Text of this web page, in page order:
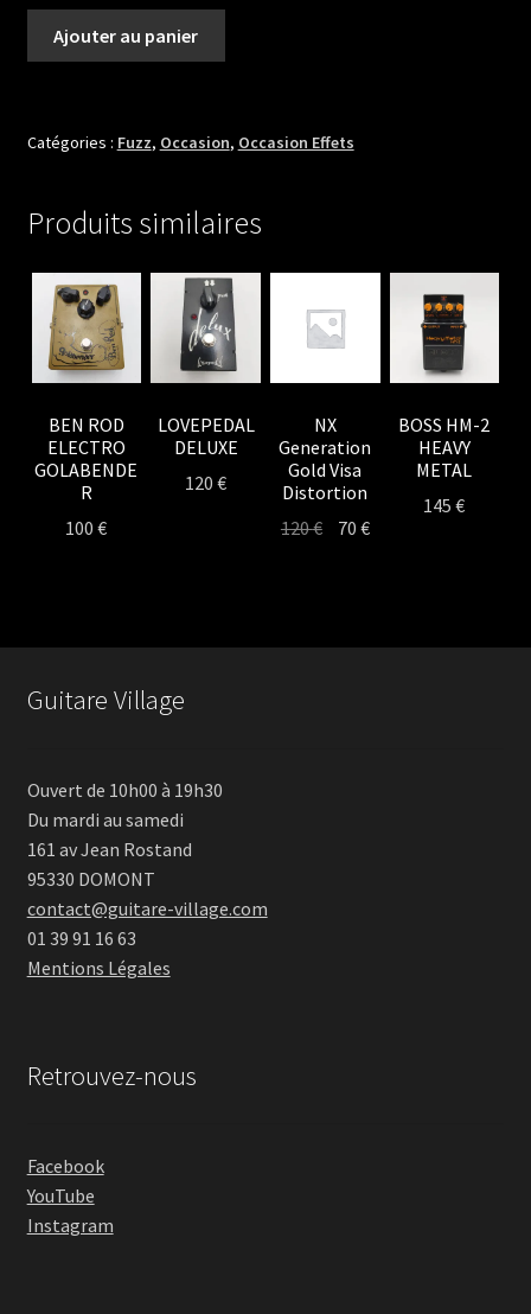
FUZZ
Ajouter au panier
Catégories : Fuzz, Occasion, Occasion Effets
Produits similaires
BEN ROD
ELECTRO
GOLABENDE
R
100€
LOVEPEDAL
DELUXE
120€
NX
Generation
Gold Visa
Distortion
120€ Le
120 €.
70 €Le
70 €.
BOSS HM-2
HEAVY
METAL
145€
Guitare Village
Ouvert de 10h00 à 19h30
Du mardi au samedi
161 av Jean Rostand
95330 DOMONT
contact@guitare-village.com
01 39 91 16 63
Mentions Légales
Retrouvez-nous
Facebook
YouTube
Instagram